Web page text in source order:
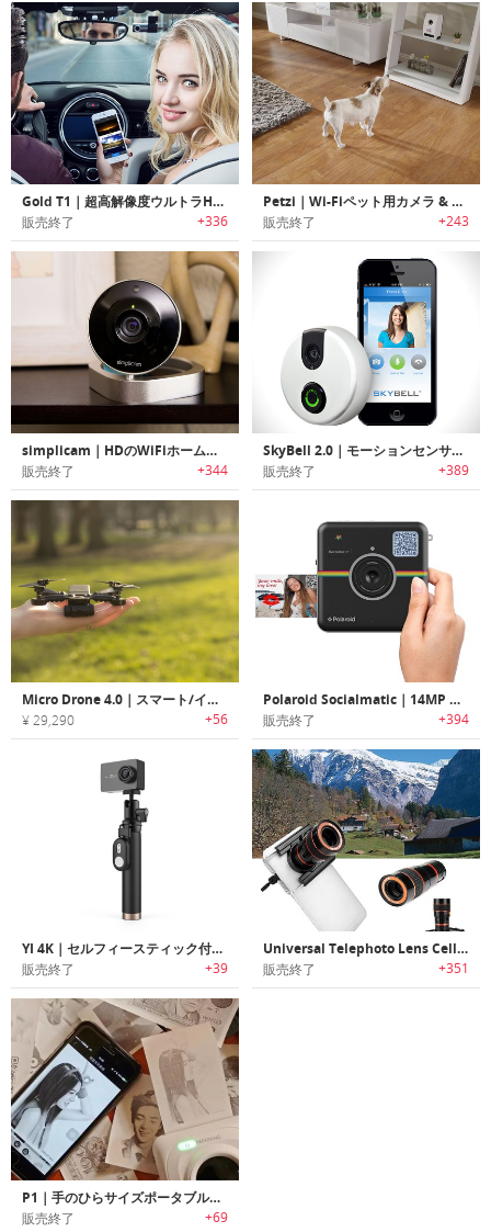
Gold T1｜超高解像度ウルトラHDカーダッシュカメラ「ゴールックT1」
販売終了 +336
Petzi｜Wi-Fiペット用カメラ & ご褒美ディスペンサー「トリートカム」
販売終了 +243
simplicam｜HDのWiFiホームビデオ監視カメラ
販売終了 +344
SkyBell 2.0｜モーションセンサー内蔵スマートドアーベル「スカイベル2.0」
販売終了 +389
Micro Drone 4.0｜スマート/インテリジェント飛行する手のひらサイズドローン「マイクロドローン4.0」
¥ 29,290 +56
Polaroid Socialmatic｜14MP Wi-Fi デジタル インスタントカメラ ポラロイドソーシャルマティック
販売終了 +394
YI 4K｜セルフィースティック付き4Kアクションカメラ「イーフォーケー」
販売終了 +39
Universal Telephoto Lens Cell Phone｜スマホ用8倍ズームユニバーサル望遠レンズ
販売終了 +351
P1｜手のひらサイズポータブルBluetooth 4.0プリンター「ピーワン」
販売終了 +69